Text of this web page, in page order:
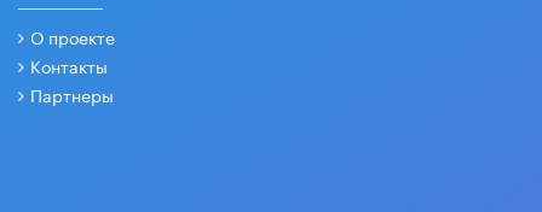
О проекте
Контакты
Партнеры